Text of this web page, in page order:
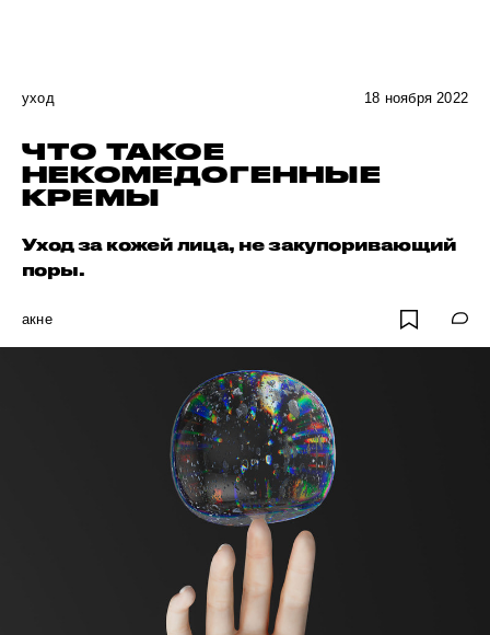
уход 18 ноября 2022
ЧТО ТАКОЕ
НЕКОМЕДОГЕННЫЕ
КРЕМЫ
Уход за кожей лица, не закупоривающий
поры.
акне